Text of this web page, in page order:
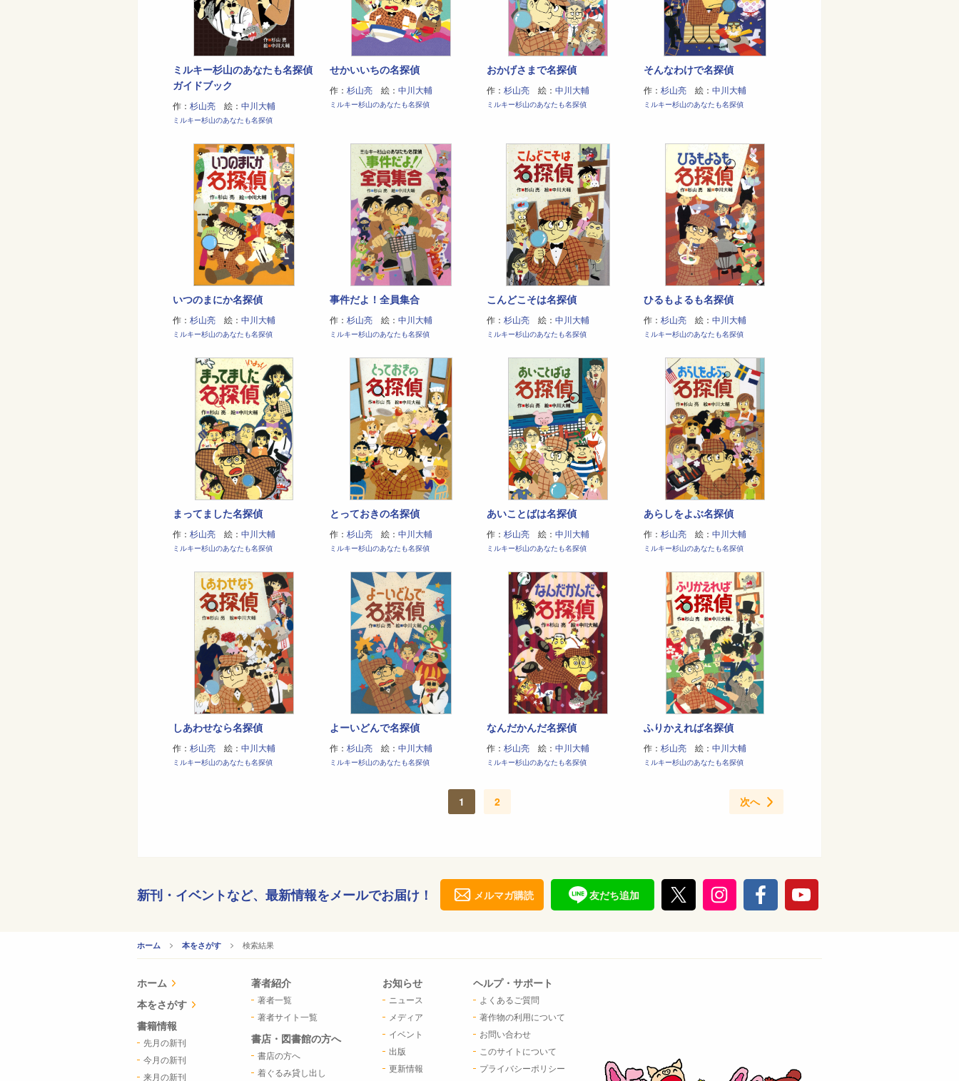
ミルキー杉山のあなたも名探偵
ガイドブック
作： 杉山亮 絵： 中川大輔
ミルキー杉山のあなたも名探偵
せかいいちの名探偵
作： 杉山亮 絵： 中川大輔
ミルキー杉山のあなたも名探偵
おかげさまで名探偵
作： 杉山亮 絵： 中川大輔
ミルキー杉山のあなたも名探偵
そんなわけで名探偵
作： 杉山亮 絵： 中川大輔
ミルキー杉山のあなたも名探偵
いつのまにか名探偵
作： 杉山亮 絵： 中川大輔
ミルキー杉山のあなたも名探偵
事件だよ！全員集合
作： 杉山亮 絵： 中川大輔
ミルキー杉山のあなたも名探偵
こんどこそは名探偵
作： 杉山亮 絵： 中川大輔
ミルキー杉山のあなたも名探偵
ひるもよるも名探偵
作： 杉山亮 絵： 中川大輔
ミルキー杉山のあなたも名探偵
まってました名探偵
作： 杉山亮 絵： 中川大輔
ミルキー杉山のあなたも名探偵
とっておきの名探偵
作： 杉山亮 絵： 中川大輔
ミルキー杉山のあなたも名探偵
あいことばは名探偵
作： 杉山亮 絵： 中川大輔
ミルキー杉山のあなたも名探偵
あらしをよぶ名探偵
作： 杉山亮 絵： 中川大輔
ミルキー杉山のあなたも名探偵
しあわせなら名探偵
作： 杉山亮 絵： 中川大輔
ミルキー杉山のあなたも名探偵
よーいどんで名探偵
作： 杉山亮 絵： 中川大輔
ミルキー杉山のあなたも名探偵
なんだかんだ名探偵
作： 杉山亮 絵： 中川大輔
ミルキー杉山のあなたも名探偵
ふりかえれば名探偵
作： 杉山亮 絵： 中川大輔
ミルキー杉山のあなたも名探偵
1 2 次へ
新刊・イベントなど、 最新情報をメールでお届け！ メルマガ購読 友だち追加
ホーム 本をさがす CURRENT:
検索結果
ホーム
本をさがす
書籍情報
先月の新刊
今月の新刊
来月の新刊
著者紹介
著者一覧
著者サイト一覧
書店・図書館の方へ
書店の方へ
着ぐるみ貸し出し
お知らせ
ニュース
メディア
イベント
出版
更新情報
ヘルプ・サポート
よくあるご質問
著作物の利用について
お問い合わせ
このサイトについて
プライバシーポリシー